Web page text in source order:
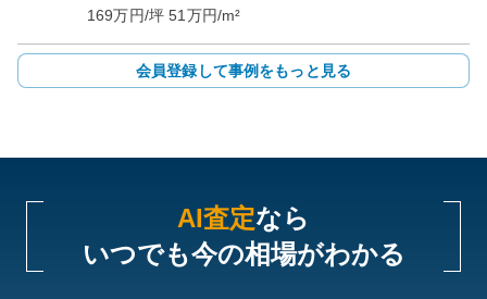
169万円/坪 51 万円/m²
会員登録して事例をもっと見る
AI査定なら
いつでも今の相場がわかる